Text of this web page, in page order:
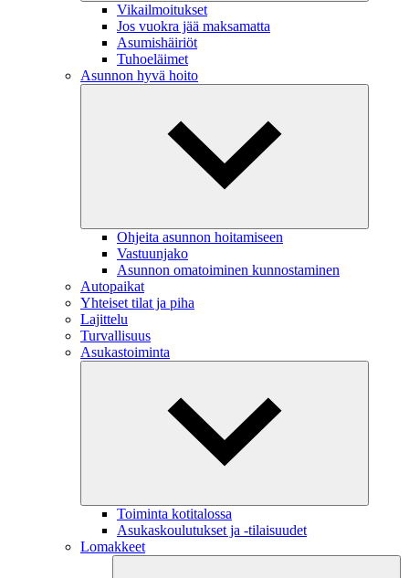
Vikailmoitukset
Jos vuokra jää maksamatta
Asumishäiriöt
Tuhoeläimet
Asunnon hyvä hoito
Ohjeita asunnon hoitamiseen
Vastuunjako
Asunnon omatoiminen kunnostaminen
Autopaikat
Yhteiset tilat ja piha
Lajittelu
Turvallisuus
Asukastoiminta
Toiminta kotitalossa
Asukaskoulutukset ja -tilaisuudet
Lomakkeet